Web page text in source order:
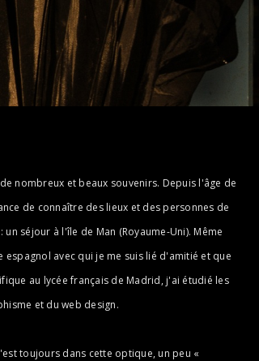
nombreux et beaux souvenirs. Depuis l'âge de
de connaître des lieux et des personnes de
séjour à l'île de Man (Royaume-Uni). Même
avec qui je me suis lié d'amitié et que
au lycée français de Madrid, j'ai étudié les
et du web design.
toujours dans cette optique, un peu «